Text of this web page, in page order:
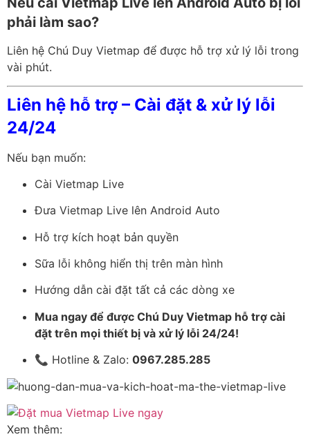
phải làm sao?
Liên hệ Chú Duy Vietmap để được hỗ trợ xử lý lỗi trong
vài phút.
Liên hệ hỗ trợ – Cài đặt & xử lý lỗi
24/24
Nếu bạn muốn:
Cài Vietmap Live
Đưa Vietmap Live lên Android Auto
Hỗ trợ kích hoạt bản quyền
Sữa lỗi không hiển thị trên màn hình
Hướng dẫn cài đặt tất cả các dòng xe
Mua ngay để được Chú Duy Vietmap hỗ trợ cài
đặt trên mọi thiết bị và xử lý lỗi 24/24!
📞 Hotline & Zalo: 0967.285.285
Xem thêm: